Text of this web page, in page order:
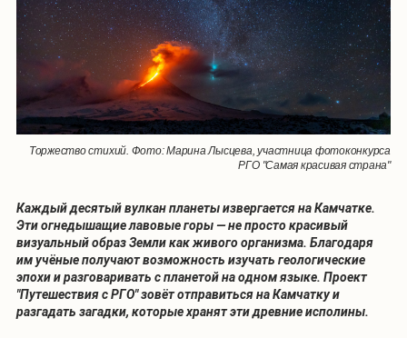
Торжество стихий. Фото: Марина Лысцева, участница фотоконкурса
РГО "Самая красивая страна"
Каждый десятый вулкан планеты извергается на Камчатке.
Эти огнедышащие лавовые горы — не просто красивый
визуальный образ Земли как живого организма. Благодаря
им учёные получают возможность изучать геологические
эпохи и разговаривать с планетой на одном языке. Проект
"Путешествия с РГО" зовёт отправиться на Камчатку и
разгадать загадки, которые хранят эти древние исполины.